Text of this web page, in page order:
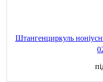
Штангенциркуль